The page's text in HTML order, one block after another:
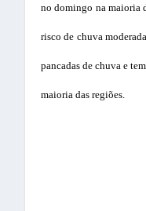
no domingo na maioria
risco de chuva
pancadas de chuva e
maioria das regiões.